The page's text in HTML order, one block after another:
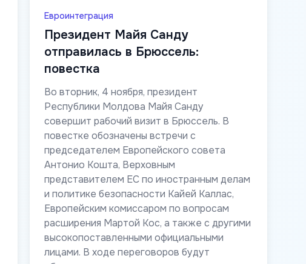
Евроинтеграция
Президент Майя Санду
отправилась в Брюссель:
повестка
Во вторник, 4 ноября, президент
Республики Молдова Майя Санду
совершит рабочий визит в Брюссель. В
повестке обозначены встречи с
председателем Европейского совета
Антонио Кошта, Верховным
представителем ЕС по иностранным делам
и политике безопасности Кайей Каллас,
Европейским комиссаром по вопросам
расширения Мартой Кос, а также с другими
высокопоставленными официальными
лицами. В ходе переговоров будут